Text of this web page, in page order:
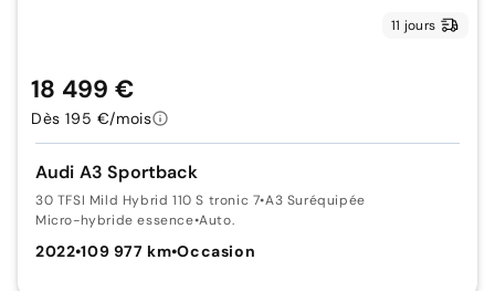
11 jours
Audi A3 Sportback
30 TFSI Mild Hybrid 110 S tronic 7•A3 Suréquipée
Micro-hybride essence•Auto.
2022•109 977 km•Occasion
18 499 €
Dès 195 €/mois